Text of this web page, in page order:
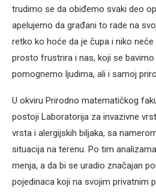
trudimo se da obiđemo svaki deo
apelujemo da građani to rade na
retko ko hoće da je čupa i niko
prosto frustrira i nas, koji se
pomognemo ljudima, ali i samoj
U okviru Prirodno matematičkog
postoji Laboratorija za invazivne
vrsta i alergijskih biljaka, sa
situacija na terenu. Po tim
menja, a da bi se uradio značajan
pojedinaca koji na svojim privatnim